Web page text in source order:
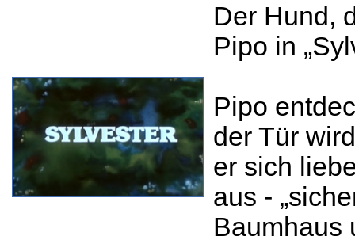
Der Hund,
Pipo in
Pipo
der Tür
er sich
aus -
Baumhaus